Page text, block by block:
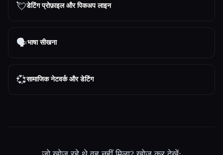
💘डेटिंग प्रोफ़ाइल और पिकअप लाइन
🗣️भाषा सीखना
💞सामाजिक नेटवर्क और डेटिंग